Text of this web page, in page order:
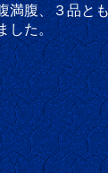
ともほん
した。